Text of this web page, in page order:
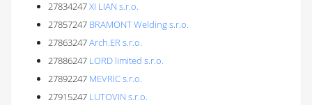
27834247XI LIAN s.r.o.
27857247 BRAMONT Welding s.r.o.
27863247Arch.ER s.r.o.
27886247 LORD limited s.r.o.
27892247 MEVRIC s.r.o.
27915247 LUTOVIN s.r.o.